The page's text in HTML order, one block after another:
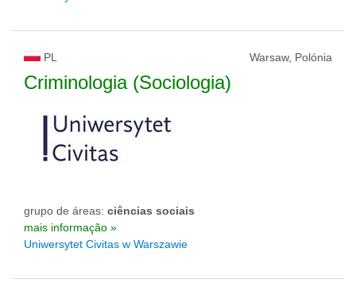
PL Warsaw, Polónia
Criminologia (Sociologia)
grupo de áreas: ciências sociais
mais informação »
Uniwersytet Civitas w Warszawie